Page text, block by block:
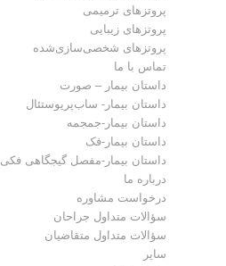
پروتز‌های ترمیمی
پروتزهای زیبایی
پروتزهای شخصی‌سازی‌شده
تماس با ما
داستان بیمار – صورت
داستان بیمار- ساب‌پریوستئال
داستان بیمار-جمجمه
داستان بیمار-فک
داستان بیمار-مفصل گیجگاهی فکی
درباره ما
درخواست مشاوره
سؤالات متداول جراحان
سؤالات متداول متقاضیان
سایر